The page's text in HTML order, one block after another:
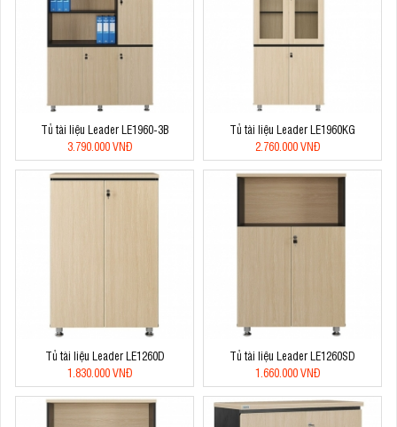
Tủ tài liệu Leader LE1960-3B
3.790.000 VNĐ
Tủ tài liệu Leader LE1960KG
2.760.000 VNĐ
Tủ tài liệu Leader LE1260D
1.830.000 VNĐ
Tủ tài liệu Leader LE1260SD
1.660.000 VNĐ